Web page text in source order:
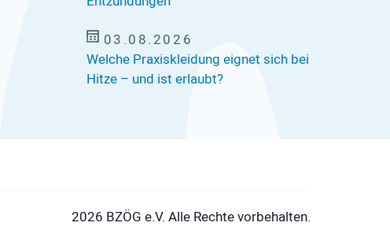
03.08.2026
Welche Praxiskleidung eignet sich bei
Hitze – und ist erlaubt?
2026 BZÖG e.V. Alle Rechte vorbehalten.